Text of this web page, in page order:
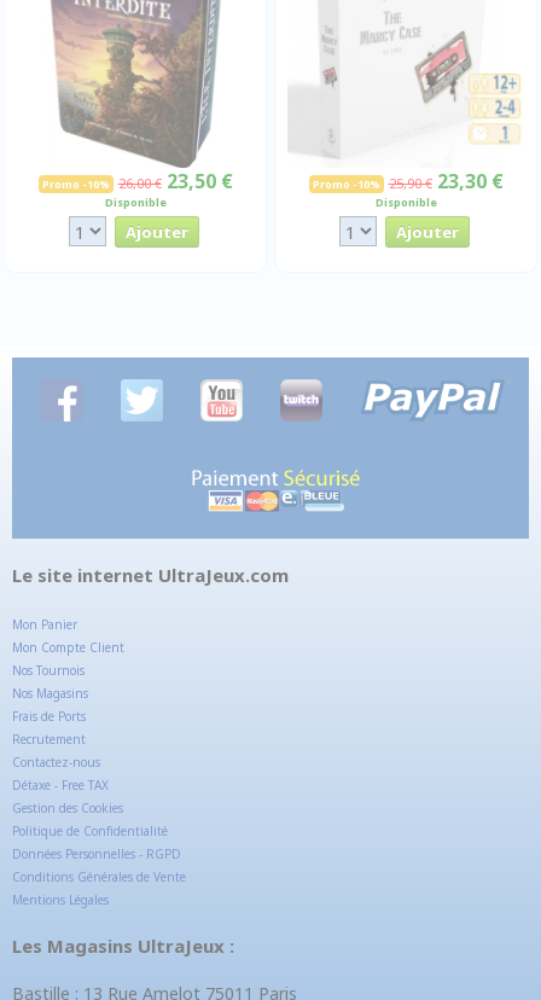
Promo -10% 26,00 € 23,50 €
Disponible
Promo -10% 25,90 € 23,30 €
Disponible
Le site internet UltraJeux.com
Mon Panier
Mon Compte Client
Nos Tournois
Nos Magasins
Frais de Ports
Recrutement
Contactez-nous
Détaxe - Free TAX
Gestion des Cookies
Politique de Confidentialité
Données Personnelles - RGPD
Conditions Générales de Vente
Mentions Légales
Les Magasins UltraJeux :
Bastille : 13 Rue Amelot 75011 Paris